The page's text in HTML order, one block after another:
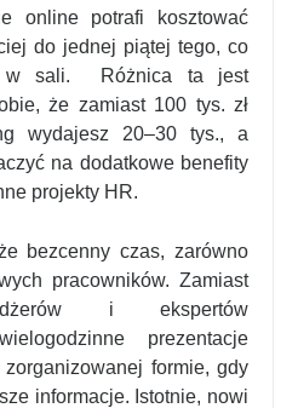
online potrafi kosztować
do jednej piątej tego, co
w sali.
Różnica ta jest
że zamiast 100 tys. zł
wydajesz 20–30 tys., a
na dodatkowe benefity
projekty HR.
bezcenny czas, zarówno
pracowników. Zamiast
i ekspertów
prezentacje
formie, gdy
informacje. Istotnie, nowi